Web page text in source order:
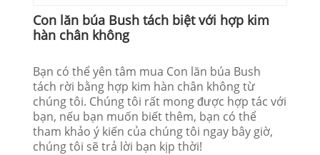
Con lăn búa Bush tách biệt với hợp kim
hàn chân không
Bạn có thể yên tâm mua Con lăn búa Bush
tách rời bằng hợp kim hàn chân không từ
chúng tôi. Chúng tôi rất mong được hợp tác với
bạn, nếu bạn muốn biết thêm, bạn có thể
tham khảo ý kiến ​​của chúng tôi ngay bây giờ,
chúng tôi sẽ trả lời bạn kịp thời!